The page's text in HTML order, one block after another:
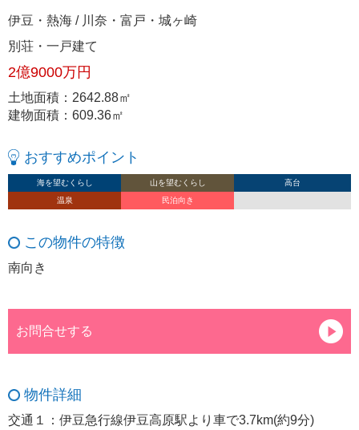
伊豆・熱海 / 川奈・富戸・城ヶ崎
別荘・一戸建て
2億9000万円
土地面積：2642.88㎡
建物面積：609.36㎡
おすすめポイント
海を望むくらし 山を望むくらし
高台
温泉
民泊向き
この物件の特徴
南向き
お問合せする
物件詳細
交通１：伊豆急行線伊豆高原駅より車で3.7km(約9分)